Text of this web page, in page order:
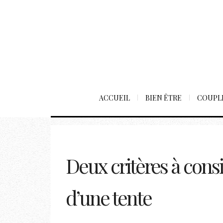
ACCUEIL BIEN ÊTRE
Deux critères à
d’une tente